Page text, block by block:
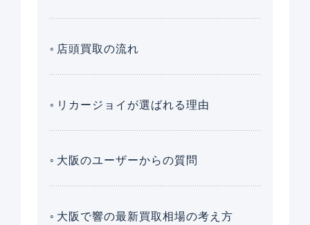
店頭買取の流れ
リカージョイが選ばれる理由
大阪のユーザーからの質問
大阪で響の最新買取相場の考え方